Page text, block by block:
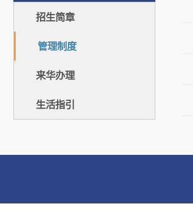
招生简章
管理制度
来华办理
生活指引